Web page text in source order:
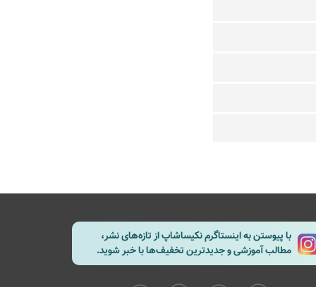
با پیوستن به اینستاگرم نکیساشاپ از تازه‌های نشر،
مطالب آموزشی و جدیدترین تخفیف‌ها با خبر شوید.